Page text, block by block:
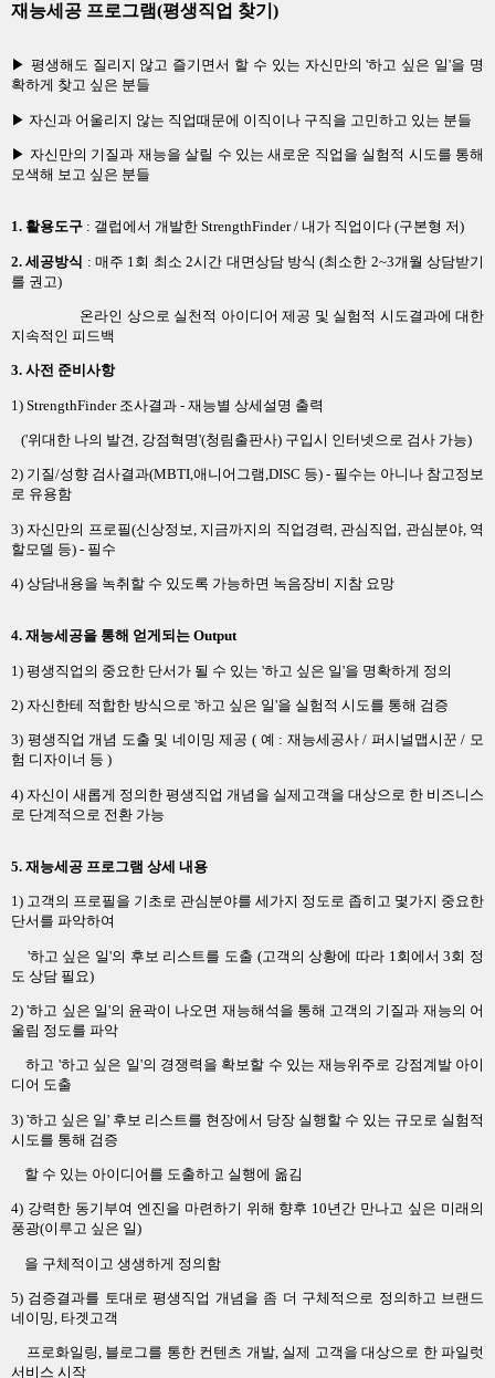
재능세공 프로그램(평생직업 찾기)
▶ 평생해도 질리지 않고 즐기면서 할 수 있는 자신만의 '하고 싶은 일'을 명
확하게 찾고 싶은 분들
▶ 자신과 어울리지 않는 직업때문에 이직이나 구직을 고민하고 있는 분들
▶ 자신만의 기질과 재능을 살릴 수 있는 새로운 직업을 실험적 시도를 통해
모색해 보고 싶은 분들
1. 활용도구 : 갤럽에서 개발한 StrengthFinder / 내가 직업이다 (구본형 저)
2. 세공방식 : 매주 1회 최소 2시간 대면상담 방식 (최소한 2~3개월 상담받기
를 권고)
온라인 상으로 실천적 아이디어 제공 및 실험적 시도결과에 대한
지속적인 피드백
3. 사전 준비사항
1) StrengthFinder 조사결과 - 재능별 상세설명 출력
('위대한 나의 발견, 강점혁명'(청림출판사) 구입시 인터넷으로 검사 가능)
2) 기질/성향 검사결과(MBTI,애니어그램,DISC 등) - 필수는 아니나 참고정보
로 유용함
3) 자신만의 프로필(신상정보, 지금까지의 직업경력, 관심직업, 관심분야, 역
할모델 등) - 필수
4) 상담내용을 녹취할 수 있도록 가능하면 녹음장비 지참 요망
4. 재능세공을 통해 얻게되는 Output
1) 평생직업의 중요한 단서가 될 수 있는 '하고 싶은 일'을 명확하게 정의
2) 자신한테 적합한 방식으로 '하고 싶은 일'을 실험적 시도를 통해 검증
3) 평생직업 개념 도출 및 네이밍 제공 ( 예 : 재능세공사 / 퍼시널맵시꾼 / 모
험 디자이너 등 )
4) 자신이 새롭게 정의한 평생직업 개념을 실제고객을 대상으로 한 비즈니스
로 단계적으로 전환 가능
5. 재능세공 프로그램 상세 내용
1) 고객의 프로필을 기초로 관심분야를 세가지 정도로 좁히고 몇가지 중요한
단서를 파악하여
'하고 싶은 일'의 후보 리스트를 도출 (고객의 상황에 따라 1회에서 3회 정
도 상담 필요)
2) '하고 싶은 일'의 윤곽이 나오면 재능해석을 통해 고객의 기질과 재능의 어
울림 정도를 파악
하고 '하고 싶은 일'의 경쟁력을 확보할 수 있는 재능위주로 강점계발 아이
디어 도출
3) '하고 싶은 일' 후보 리스트를 현장에서 당장 실행할 수 있는 규모로 실험적
시도를 통해 검증
할 수 있는 아이디어를 도출하고 실행에 옮김
4) 강력한 동기부여 엔진을 마련하기 위해 향후 10년간 만나고 싶은 미래의
풍광(이루고 싶은 일)
을 구체적이고 생생하게 정의함
5) 검증결과를 토대로 평생직업 개념을 좀 더 구체적으로 정의하고 브랜드
네이밍, 타겟고객
프로화일링, 블로그를 통한 컨텐츠 개발, 실제 고객을 대상으로 한 파일럿
서비스 시작